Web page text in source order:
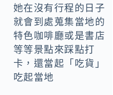
她在沒有行程的日子
就會到處蒐集當地的
特色咖啡廳或是書店
等等景點來踩點打
卡，還當起「吃貨」
吃起當地